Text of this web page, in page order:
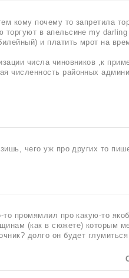
кому почему то запретила
торгуют в апельсине my
и платить мрот на
числа чиновников ,к
численность районных
чего уж про других то
то промямлил про какую-то
(как в сюжете) которым
долго он будет